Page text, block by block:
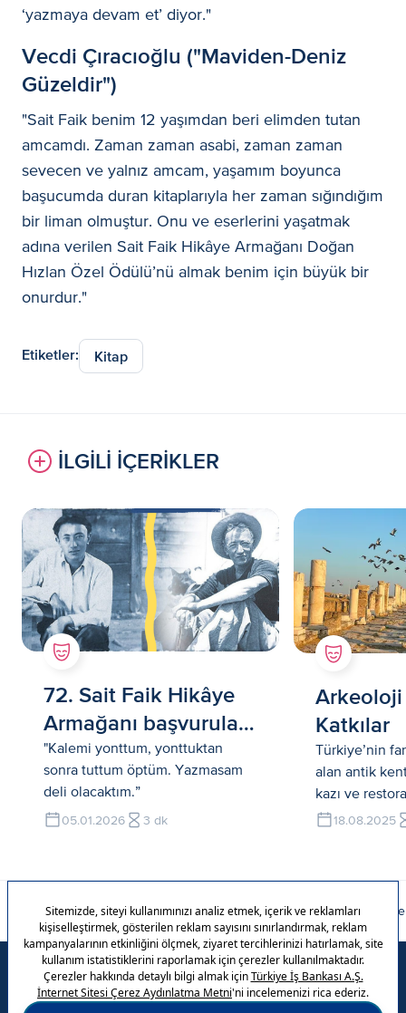
‘yazmaya devam et’ diyor."
Vecdi Çıracıoğlu ("Maviden-Deniz
Güzeldir")
"Sait Faik benim 12 yaşımdan beri elimden tutan
amcamdı. Zaman zaman asabi, zaman zaman
sevecen ve yalnız amcam, yaşamım boyunca
başucumda duran kitaplarıyla her zaman sığındığım
bir liman olmuştur. Onu ve eserlerini yaşatmak
adına verilen Sait Faik Hikâye Armağanı Doğan
Hızlan Özel Ödülü’nü almak benim için büyük bir
onurdur."
Etiketler: Kitap
İLGİLİ İÇERİKLER
72. Sait Faik Hikâye
Armağanı başvuruları
başladı
"Kalemi yonttum, yonttuktan
sonra tuttum öptüm. Yazmasam
deli olacaktım.”
05.01.2026 3 dk
Arkeoloji
Katkılar
Türkiye’nin
alan antik
kazı ve
Bankası’nın
18.08.2025
Ana Sayfa Kültür & Sanat ‘Sardunyalar Güneşe Bayılır’ ve